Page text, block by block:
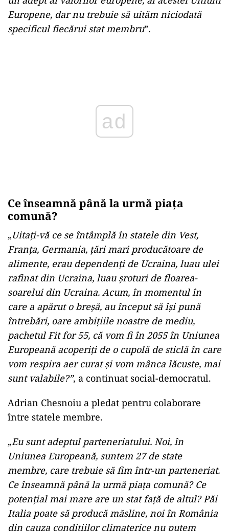
Europene, dar nu trebuie să uităm niciodată
specificul fiecărui stat membru”.
Ce înseamnă până la urmă piața
comună?
„Uitați-vă ce se întâmplă în statele din Vest,
Franța, Germania, țări mari producătoare de
alimente, erau dependenți de Ucraina, luau ulei
rafinat din Ucraina, luau șroturi de floarea-
soarelui din Ucraina. Acum, în momentul în
care a apărut o breșă, au început să își pună
întrebări, oare ambițiile noastre de mediu,
pachetul Fit for 55, că vom fi în 2055 în Uniunea
Europeană acoperiți de o cupolă de sticlă în care
vom respira aer curat și vom mânca lăcuste, mai
sunt valabile?”, a continuat social-democratul.
Adrian Chesnoiu a pledat pentru colaborare
între statele membre.
„Eu sunt adeptul parteneriatului. Noi, în
Uniunea Europeană, suntem 27 de state
membre, care trebuie să fim într-un parteneriat.
Ce înseamnă până la urmă piața comună? Ce
potențial mai mare are un stat față de altul? Păi
Italia poate să producă măsline, noi în România
din cauza condițiilor climaterice nu putem